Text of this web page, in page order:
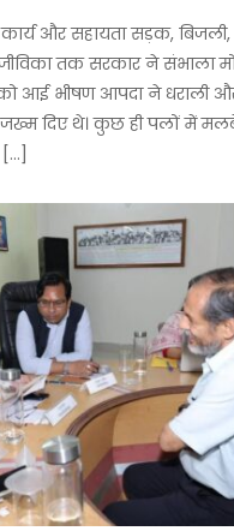
और सहायता सड़क,
तक सरकार ने संभाला
आई भीषण आपदा ने धराली
जख्म दिए थे। कुछ ही पलों में